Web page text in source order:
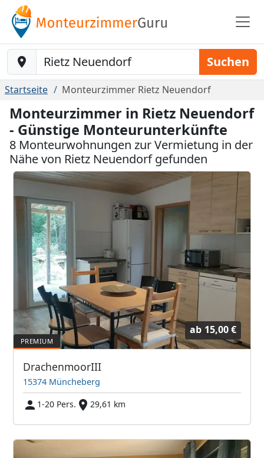
Baustelle-Location Suchen
Startseite Monteurzimmer Rietz Neuendorf
Monteurzimmer in Rietz Neuendorf
- Günstige Monteurunterkünfte
8 Monteurwohnungen zur Vermietung in der
Nähe von Rietz Neuendorf gefunden
ab 15,00 €
DrachenmoorIII
15374 Müncheberg
1-20 Pers.
29,61 km